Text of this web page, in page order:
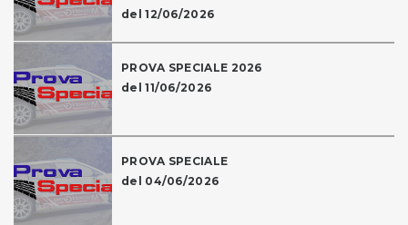
del 12/06/2026
PROVA SPECIALE 2026
del 11/06/2026
PROVA SPECIALE
del 04/06/2026